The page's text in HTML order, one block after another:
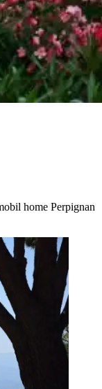
home Perpignan